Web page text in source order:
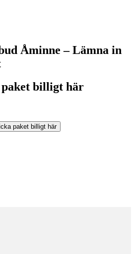
Åminne – Lämna in
paket billigt här
paket billigt här